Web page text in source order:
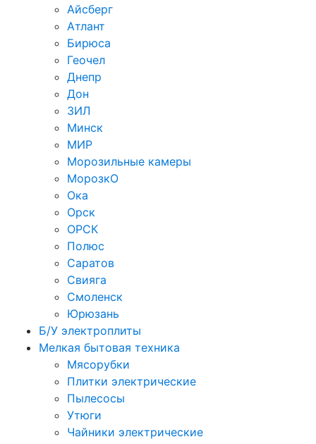
Айсберг
Атлант
Бирюса
Геочел
Днепр
Дон
ЗИЛ
Минск
МИР
Морозильные камеры
МорозкО
Ока
Орск
ОРСК
Полюс
Саратов
Свияга
Смоленск
Юрюзань
Б/У электроплиты
Мелкая бытовая техника
Мясорубки
Плитки электрические
Пылесосы
Утюги
Чайники электрические